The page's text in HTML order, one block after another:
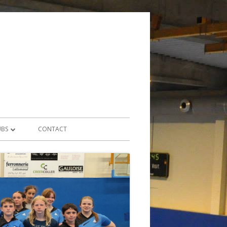
– DIVISION 1
– TOP 8
1 – DIVISION 1
CONTACT